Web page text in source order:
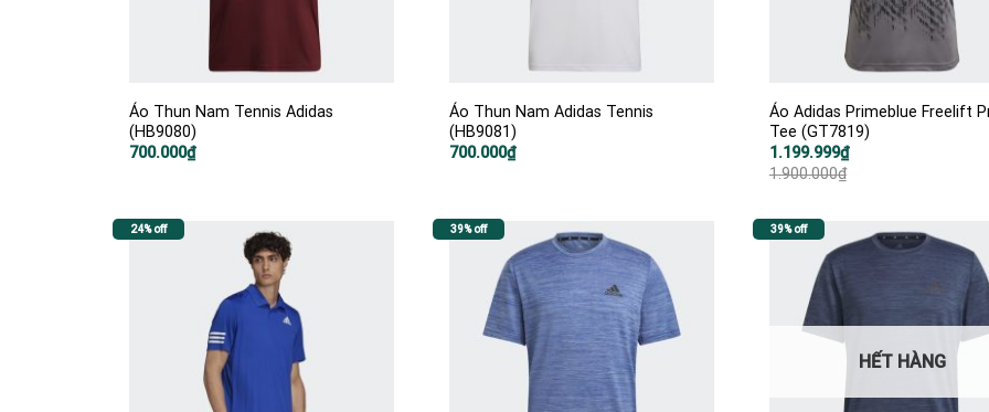
Áo Thun Nam Tennis Adidas
(HB9080)
700.000₫
Áo Thun Nam Adidas Tennis
(HB9081)
700.000₫
Áo Adidas Primeblue Freelift
Tee (GT7819)
1.900.000₫
Giá
gốc
là:
1.199.999₫
Giá
hiện
tại
24% off 39% off 39% off
HẾT HÀNG